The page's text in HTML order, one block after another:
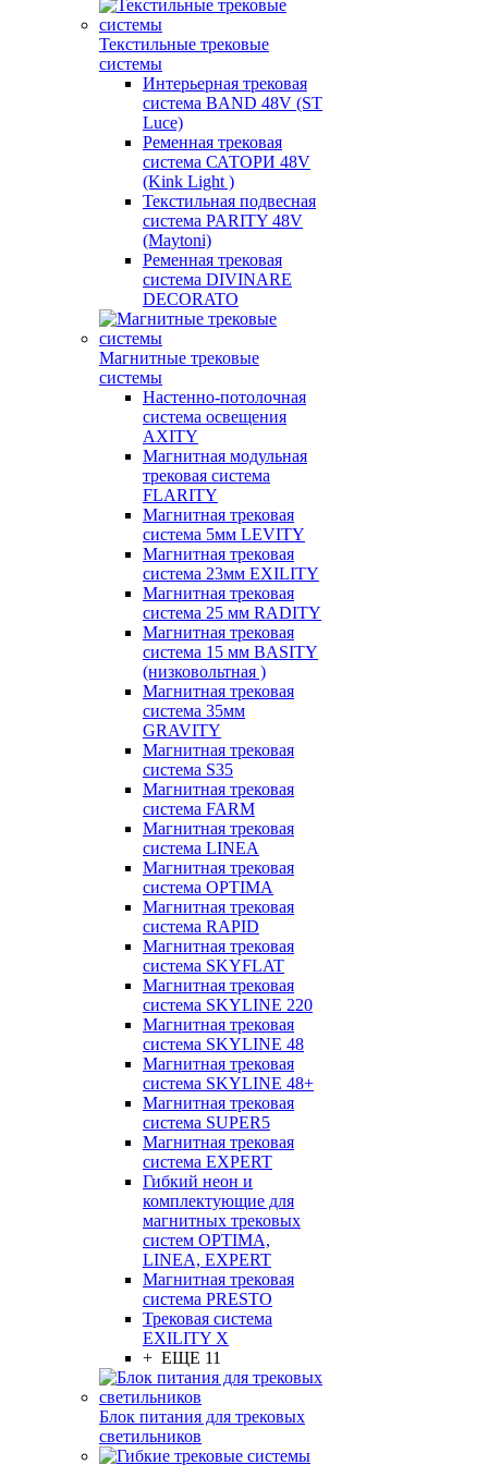
Текстильные трековые
системы
Интерьерная трековая
система BAND 48V (ST
Luce)
Ременная трековая
система САТОРИ 48V
(Kink Light )
Текстильная подвесная
система PARITY 48V
(Maytoni)
Ременная трековая
система DIVINARE
DECORATO
Магнитные трековые
системы
Настенно-потолочная
система освещения
AXITY
Магнитная модульная
трековая система
FLARITY
Магнитная трековая
система 5мм LEVITY
Магнитная трековая
система 23мм EXILITY
Магнитная трековая
система 25 мм RADITY
Магнитная трековая
система 15 мм BASITY
(низковольтная )
Магнитная трековая
система 35мм
GRAVITY
Магнитная трековая
система S35
Магнитная трековая
система FARM
Магнитная трековая
система LINEA
Магнитная трековая
система OPTIMA
Магнитная трековая
система RAPID
Магнитная трековая
система SKYFLAT
Магнитная трековая
система SKYLINE 220
Магнитная трековая
система SKYLINE 48
Магнитная трековая
система SKYLINE 48+
Магнитная трековая
система SUPER5
Магнитная трековая
система EXPERT
Гибкий неон и
комплектующие для
магнитных трековых
систем OPTIMA,
LINEA, EXPERT
Магнитная трековая
система PRESTO
Трековая система
EXILITY X
+ ЕЩЕ 11
Блок питания для трековых
светильников